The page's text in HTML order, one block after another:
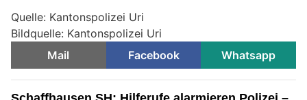
Quelle: Kantonspolizei Uri
Bildquelle: Kantonspolizei Uri
Mail
Facebook Whatsapp